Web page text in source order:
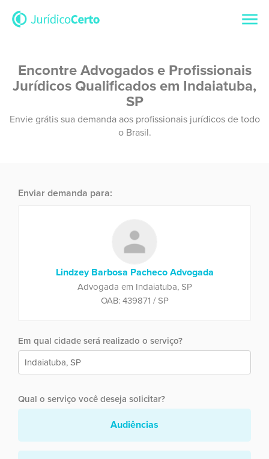
Encontre Advogados e Profissionais
Jurídicos Qualificados em Indaiatuba,
SP
Envie grátis sua demanda aos profissionais jurídicos de todo
o Brasil.
Enviar demanda para:
Lindzey Barbosa Pacheco Advogada
Advogada em Indaiatuba, SP
OAB: 439871 / SP
Em qual cidade será realizado o serviço?
Qual o serviço você deseja solicitar?
Audiências